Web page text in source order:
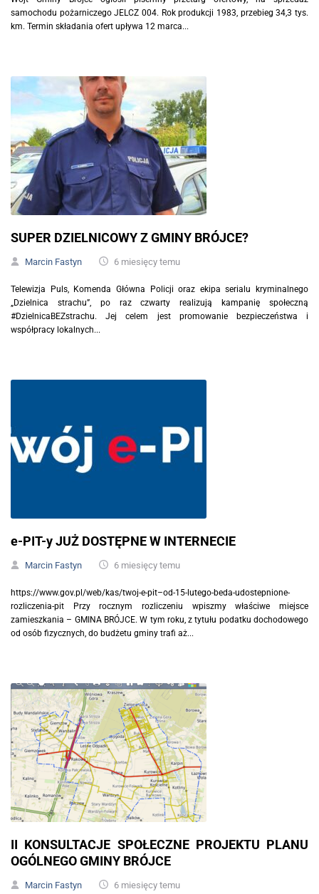
samochodu pożarniczego JELCZ 004. Rok produkcji 1983, przebieg 34,3 tys.
km. Termin składania ofert upływa 12 marca...
SUPER DZIELNICOWY Z GMINY BRÓJCE?
Marcin Fastyn 6 miesięcy temu
Telewizja Puls, Komenda Główna Policji oraz ekipa serialu kryminalnego
„Dzielnica strachu”, po raz czwarty realizują kampanię społeczną
#DzielnicaBEZstrachu. Jej celem jest promowanie bezpieczeństwa i
współpracy lokalnych...
e-PIT-y JUŻ DOSTĘPNE W INTERNECIE
Marcin Fastyn 6 miesięcy temu
https://www.gov.pl/web/kas/twoj-e-pit–od-15-lutego-beda-udostepnione-
rozliczenia-pit Przy rocznym rozliczeniu wpiszmy właściwe miejsce
zamieszkania – GMINA BRÓJCE. W tym roku, z tytułu podatku dochodowego
od osób fizycznych, do budżetu gminy trafi aż...
II KONSULTACJE SPOŁECZNE PROJEKTU PLANU
OGÓLNEGO GMINY BRÓJCE
Marcin Fastyn 6 miesięcy temu